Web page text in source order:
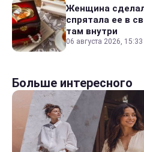
Женщина
спрятала ее в
там внутри
06 августа 2026, 15:33
Больше интересного